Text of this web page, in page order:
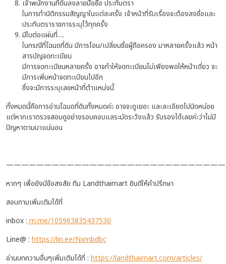
เจ้าพนักงานที่ดินลงลายมือชื่อ ประทับตรา
ในการทำนิติกรรมสัญญาในแต่ละครั้ง เจ้าหน้าที่รับเรื่องจะต้องลงชื่อและ
ประทับตราราชการระบุไว้ทุกครั้ง
มีใบต่อแผ่นที่….
ในกรณีที่โฉนดที่ดิน มีการโอน/เปลี่ยนชื่อผู้ถือครอง มาหลายครั้งแล้ว หน้า
สารบัญจดทะเบียน
มีการจดทะเบียนหลายครั้ง อาจทำให้จดทะเบียนไม่เพียงพอให้หน้าเดี่ยว จะ
มีการเพิ่มหน้าจดทะเบียนไปอีก
ซึ่งจะมีการระบุเลขหน้าที่ตำแหน่งนี้
ทั้งหมดนี้คือการอ่านโฉนดที่ดินทั้งหมดค่ะ อาจจะดูเยอะ และละเอียดไปนิดหน่อย
แต่หากเราตรวจสอบดูอย่างรอบคอบแลระมัดระวังแล้ว รับรองได้เลยค่ะว่าไม่มี
ปัญหาตามมาแน่นอน
หากๆ เพื่อยังมีข้อสงสัย ทีม Landthaimart ยินดีให้คำปรึกษา
สอบถามเพิ่มเติมได้ที่
inbox : m.me/105963835437530
Line@ : https://lin.ee/Nxmbdbc
อ่านบทความอื่นๆเพิ่มเติมได้ที่ : https://landthaimart.com/articles/